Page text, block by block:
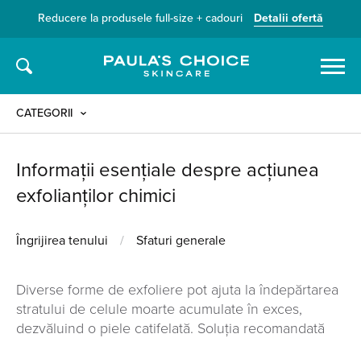
Reducere la produsele full-size + cadouri Detalii ofertă
Caută
CATEGORII
Informații esențiale despre acțiunea
exfolianților chimici
Îngrijirea tenului / Sfaturi generale
Diverse forme de exfoliere pot ajuta la îndepărtarea
stratului de celule moarte acumulate în exces,
dezvăluind o piele catifelată. Soluția recomandată